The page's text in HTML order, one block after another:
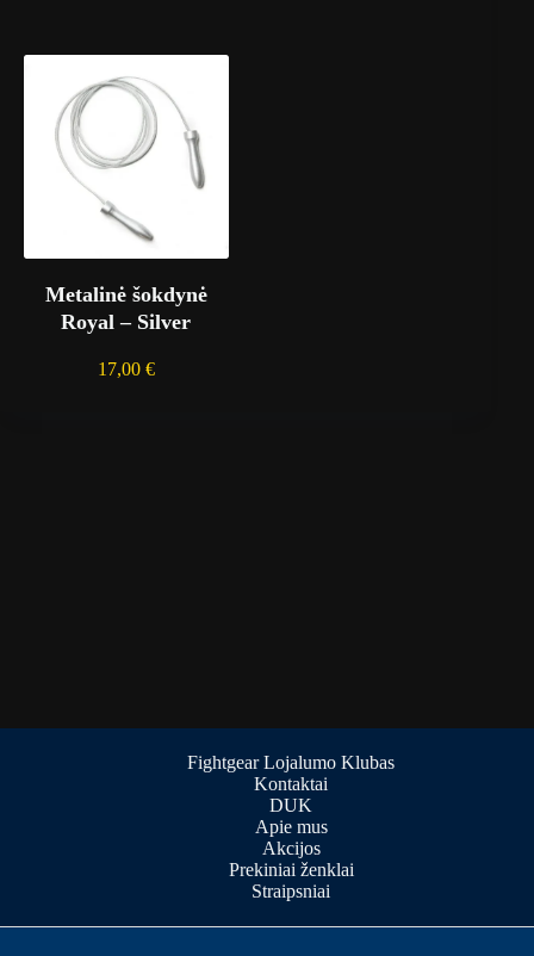
Metalinė šokdynė
Royal – Silver
17,00 €
Fightgear Lojalumo Klubas
Kontaktai
DUK
Apie mus
Akcijos
Prekiniai ženklai
Straipsniai